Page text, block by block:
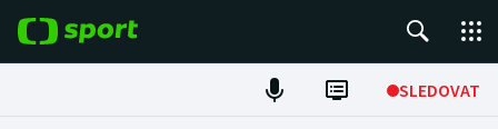
SLEDOVAT